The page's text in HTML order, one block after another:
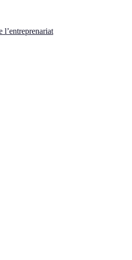
l’entreprenariat